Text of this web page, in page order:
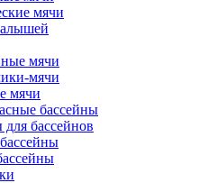
мячи
мячи
мячи
мячи
бассейны
для бассейнов